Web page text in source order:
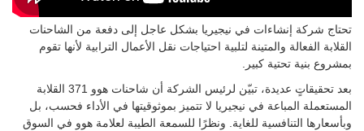
تحتاج شركة إنشاءات في نيجيريا بشكل عاجل إلى دفعة من الشاحنات
القلابة الفعالة والمتينة لتلبية احتياجات نقل الأعمال الترابية لأنها تقوم
بمشروع بنية تحتية كبير.
بعد تحقيقاتٍ عديدة، تبيّن لرئيس الشركة أن شاحنات هوو 371 القلابة
المستعملة المباعة في نيجيريا لا تتميز بموثوقيتها في الأداء فحسب، بل
وبأسعارها التنافسية للغاية. ونظرًا للسمعة الطيبة لعلامة هوو في السوق